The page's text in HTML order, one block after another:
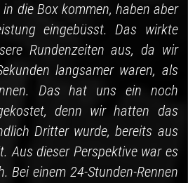
die Box kommen, haben aber
eingebüsst. Das wirkte
Rundenzeiten aus, da wir
langsamer waren, als
Das hat uns ein noch
denn wir hatten das
Dritter wurde, bereits aus
Aus dieser Perspektive war es
Bei einem 24-Stunden-Rennen